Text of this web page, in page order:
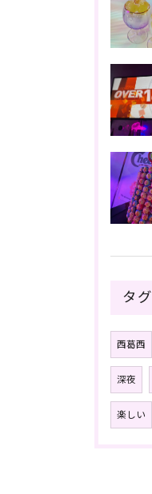
タグ
西葛西
深夜
楽しい